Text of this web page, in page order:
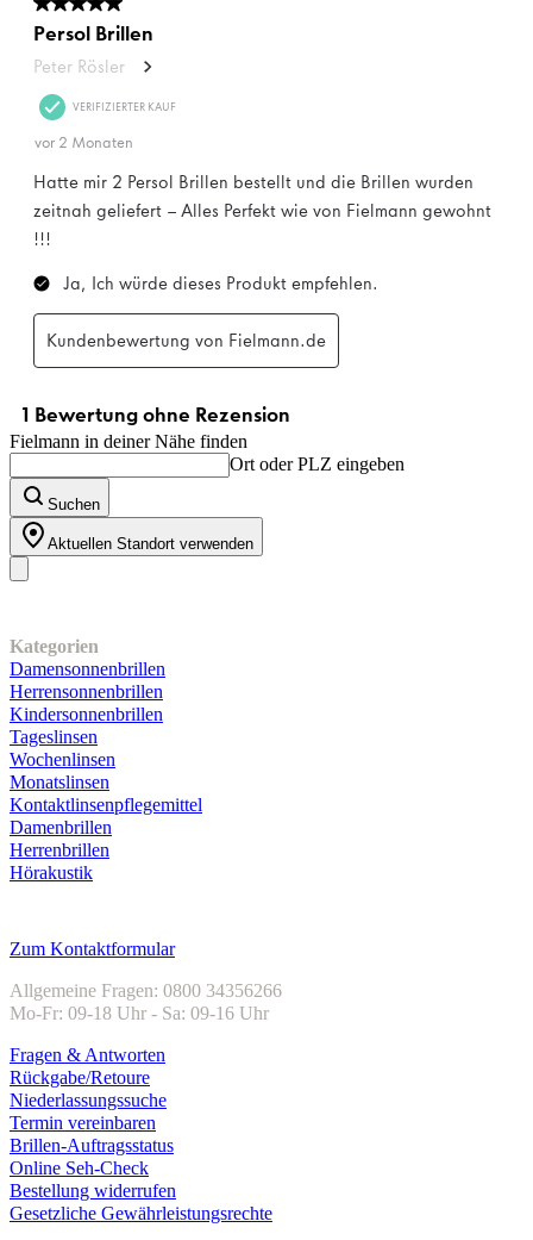
Fielmann in deiner Nähe finden
Ort oder PLZ eingeben
Suchen
Aktuellen Standort verwenden
Kategorien
Damensonnenbrillen
Herrensonnenbrillen
Kindersonnenbrillen
Tageslinsen
Wochenlinsen
Monatslinsen
Kontaktlinsenpflegemittel
Damenbrillen
Herrenbrillen
Hörakustik
Zum Kontaktformular
Allgemeine Fragen: 0800 34356266
Mo-Fr: 09-18 Uhr - Sa: 09-16 Uhr
Fragen & Antworten
Rückgabe/Retoure
Niederlassungssuche
Termin vereinbaren
Brillen-Auftragsstatus
Online Seh-Check
Bestellung widerrufen
Gesetzliche Gewährleistungsrechte